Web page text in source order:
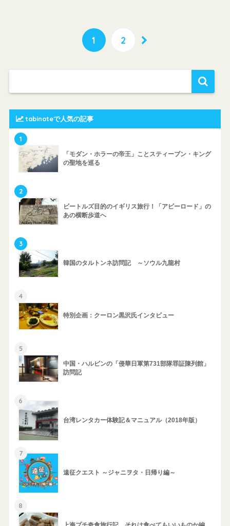
1 2
tabinoteで人気の記事
1
「モダン・ホラーの帝王」ことスティーブン・キング
の聖地を巡る
2
ビートルズ目的のイギリス旅行！「アビーロード」の
あの横断歩道へ
3
韓国のタルトンネ訪問記 ～ソウル九龍村
4
特別企画：クーロン黒沢氏インタビュー
5
中国・ハルビンの「侵華日軍第731部隊罪証陳列館」
訪問記
6
台湾レンタカー体験記＆マニュアル（2018年版）
7
遠征クエスト ～ジャニヲタ・日帰り編～
8